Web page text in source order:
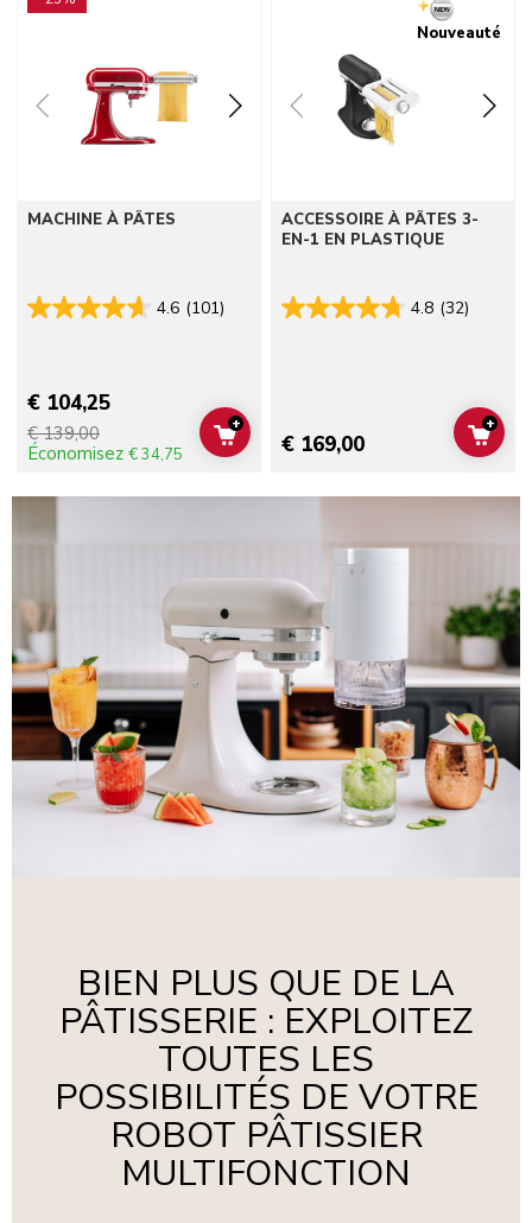
MACHINE À PÂTES
4.6 (101)
€ 104,25
€ 139,00
Économisez € 34,75
ADD TO CART
+
Nouveauté
ACCESSOIRE À PÂTES 3-
EN-1 EN PLASTIQUE
4.8 (32)
€ 169,00 ADD
+
BIEN PLUS QUE DE LA
PÂTISSERIE : EXPLOITEZ
TOUTES LES
POSSIBILITÉS DE VOTRE
ROBOT PÂTISSIER
MULTIFONCTION